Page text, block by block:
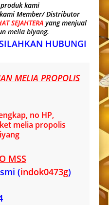
kami
Member/ Distributor
SEJAHTERA yang menjual
melia biyang.
HUBUNGI
MELIA PROPOLIS
no HP,
melia propolis
MSS
(indok0473g)